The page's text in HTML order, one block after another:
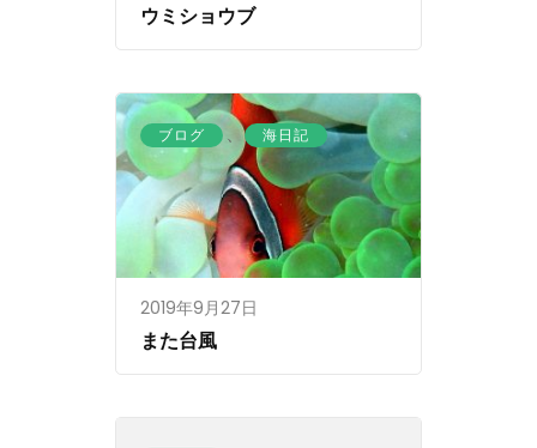
ウミショウブ
ブログ 、 海日記
2019年9月27日
また台風